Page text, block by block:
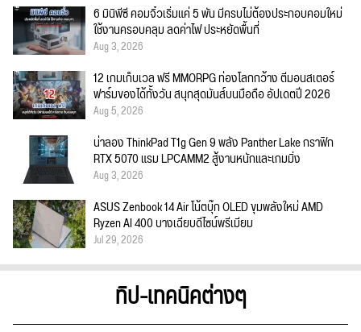
6 มินิพีซี คอมจิ๋วเริ่มแค่ 5 พัน มีครบไม่ต้องประกอบคอมใหม่
ใช้งานครอบคลุม ลดค่าไฟ ประหยัดพื้นที่
Aug 3, 2026
12 เกมเก็บเวล ฟรี MMORPG ท่องโลกกว้าง ตีมอนสเตอร์
ฟาร์มของได้ทั้งวัน สนุกสุดมันส์บนมือถือ อัปเดตปี 2026
Aug 5, 2026
น่าลอง ThinkPad T1g Gen 9 พลัง Panther Lake กราฟิก
RTX 5070 แรม LPCAMM2 สู้งานหนักและเกมมิ่ง
Aug 3, 2026
ASUS Zenbook 14 Air โน้ตบุ๊ก OLED ขุมพลังใหม่ AMD
Ryzen AI 400 บางเฉียบดีไซน์พรีเมียม
Jul 29, 2026
ทิป-เทคนิคต่างๆ